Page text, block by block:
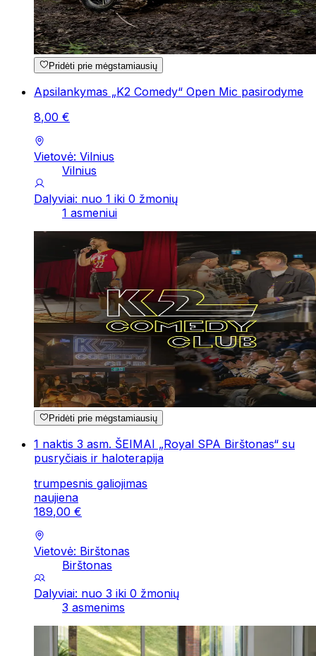
Pridėti prie mėgstamiausių
Apsilankymas „K2 Comedy“ Open Mic pasirodyme
8,00 €
Vietovė: Vilnius
Vilnius
Dalyviai: nuo 1 iki 0 žmonių
1 asmeniui
Pridėti prie mėgstamiausių
1 naktis 3 asm. ŠEIMAI „Royal SPA Birštonas“ su
pusryčiais ir haloterapija
trumpesnis galiojimas
naujiena
189,00 €
Vietovė: Birštonas
Birštonas
Dalyviai: nuo 3 iki 0 žmonių
3 asmenims